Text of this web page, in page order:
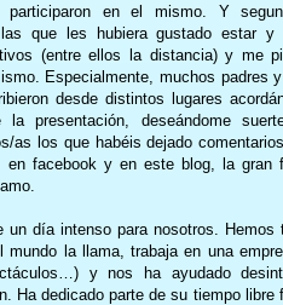
participaron en el mismo. Y
que les hubiera gustado estar y
(entre ellos la distancia) y me
Especialmente, muchos padres
desde distintos lugares
la presentación, deseándome
as los que habéis dejado
en facebook y en este blog, la gran
un día intenso para nosotros.
mundo la llama, trabaja en una
y nos ha ayudado
Ha dedicado parte de su tiempo